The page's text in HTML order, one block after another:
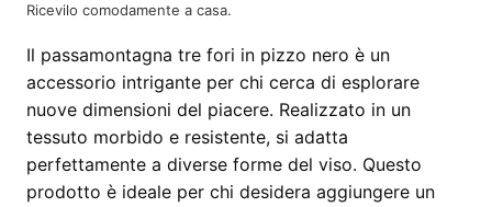
Ricevilo comodamente a casa.
Il passamontagna tre fori in pizzo nero è un
accessorio intrigante per chi cerca di esplorare
nuove dimensioni del piacere. Realizzato in un
tessuto morbido e resistente, si adatta
perfettamente a diverse forme del viso. Questo
prodotto è ideale per chi desidera aggiungere un